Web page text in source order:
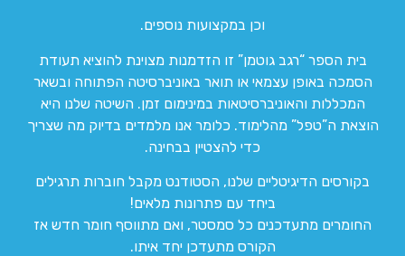
וכן במקצועות נוספים.
בית הספר “רגב גוטמן” זו הזדמנות מצוינת להוציא תעודת
הסמכה באופן עצמאי או תואר באוניברסיטה הפתוחה ובשאר
המכללות והאוניברסיטאות במינימום זמן. השיטה שלנו היא
הוצאת ה”טפל” מהלימוד. כלומר אנו מלמדים בדיוק מה שצריך
כדי להצטיין בבחינה.
בקורסים הדיגיטליים שלנו, הסטודנט מקבל חוברות תרגילים
ביחד עם פתרונות מלאים!
החומרים מתעדכנים כל סמסטר, ואם מתווסף חומר חדש אז
הקורס מתעדכן יחד איתו.